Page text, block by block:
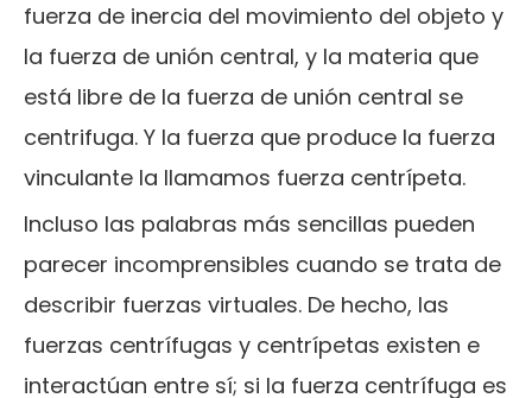
fuerza de inercia del movimiento del objeto y
la fuerza de unión central, y la materia que
está libre de la fuerza de unión central se
centrifuga. Y la fuerza que produce la fuerza
vinculante la llamamos fuerza centrípeta.
Incluso las palabras más sencillas pueden
parecer incomprensibles cuando se trata de
describir fuerzas virtuales. De hecho, las
fuerzas centrífugas y centrípetas existen e
interactúan entre sí; si la fuerza centrífuga es